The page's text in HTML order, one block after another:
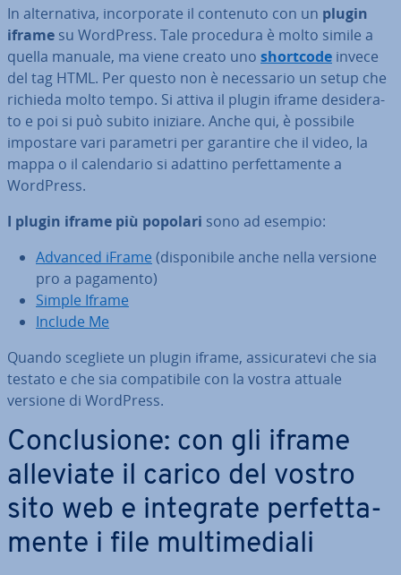
In al­ter­na­ti­va, in­cor­po­ra­te il contenuto con un plugin
iframe su WordPress. Tale procedura è molto simile a
quella manuale, ma viene creato uno shortcode invece
del tag HTML. Per questo non è ne­ces­sa­rio un setup che
richieda molto tempo. Si attiva il plugin iframe de­si­de­ra­
to e poi si può subito iniziare. Anche qui, è possibile
impostare vari parametri per garantire che il video, la
mappa o il ca­len­da­rio si adattino per­fet­ta­men­te a
WordPress.
I plugin iframe più popolari sono ad esempio:
Advanced iFrame (di­spo­ni­bi­le anche nella versione
pro a pagamento)
Simple Iframe
Include Me
Quando scegliete un plugin iframe, as­si­cu­ra­te­vi che sia
testato e che sia com­pa­ti­bi­le con la vostra attuale
versione di WordPress.
Con­clu­sio­ne: con gli iframe
alleviate il carico del vostro
sito web e integrate per­fet­ta­
men­te i file mul­ti­me­dia­li